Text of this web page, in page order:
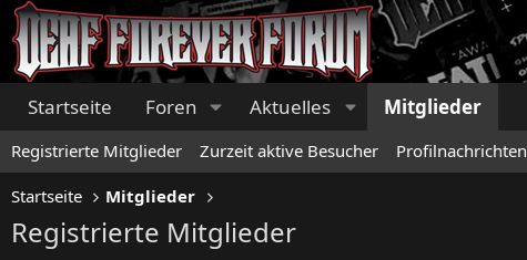
Startseite Foren Aktuelles Mitglieder
Registrierte Mitglieder Zurzeit aktive Besucher Profilnachrichten
Startseite Mitglieder
Registrierte Mitglieder